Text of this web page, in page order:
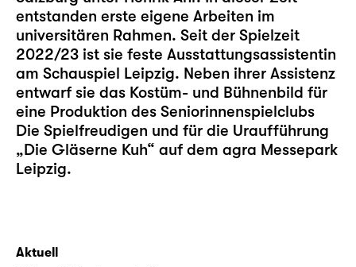
entstanden erste eigene Arbeiten im
universitären Rahmen. Seit der Spielzeit
2022/23 ist sie feste Ausstattungsassistentin
am Schauspiel Leipzig. Neben ihrer Assistenz
entwarf sie das Kostüm- und Bühnenbild für
eine Produktion des Seniorinnenspielclubs
Die Spielfreudigen und für die Uraufführung
„Die Gläserne Kuh“ auf dem agra Messepark
Leipzig.
Aktuell